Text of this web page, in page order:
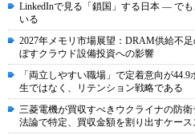
LinkedInで見る「鎖国」する日本 ― で
いる
2027年メモリ市場展望：DRAM供給不
ぼすクラウド設備投資への影響
「両立しやすい職場」で定着意向が
生ではなく、リテンション戦略である
三菱電機が買収すべきウクライナの防
法論で特定、買収金額を割り出すケース